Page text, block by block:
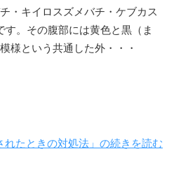
・キイロスズメバチ・ケブカス
す。その腹部には黄色と黒（ま
様という共通した外・・・
れたときの対処法」の続きを読む